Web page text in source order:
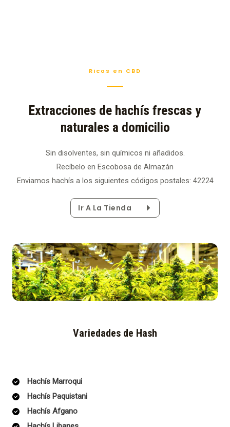
Ricos en CBD
Extracciones de hachís frescas y
naturales a domicilio
Sin disolventes, sin químicos ni añadidos.
Recíbelo en Escobosa de Almazán
Enviamos hachís a los siguientes códigos postales: 42224
Ir A La Tienda
Variedades de Hash
Hachís Marroqui
Hachís Paquistani
Hachís Afgano